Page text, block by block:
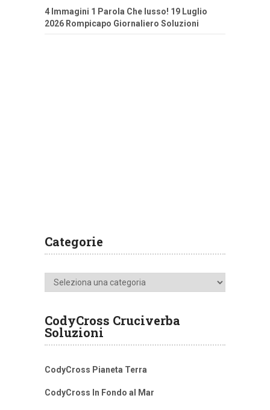
4 Immagini 1 Parola Che lusso! 19 Luglio
2026 Rompicapo Giornaliero Soluzioni
Categorie
Categorie
CodyCross Cruciverba
Soluzioni
CodyCross Pianeta Terra
CodyCross In Fondo al Mar